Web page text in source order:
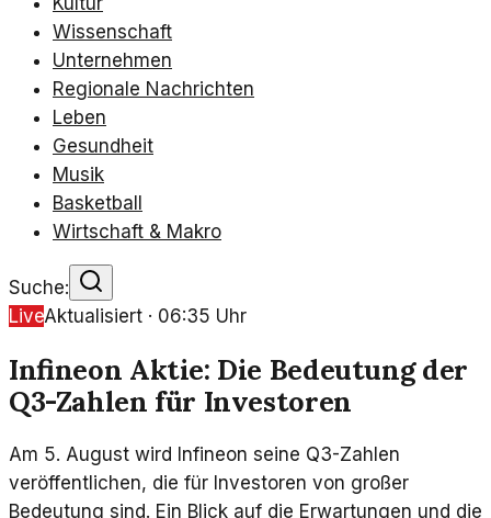
Wissenschaft
Unternehmen
Regionale Nachrichten
Leben
Gesundheit
Musik
Basketball
Wirtschaft & Makro
Suche:
LiveAktualisiert · 06:35 Uhr
Infineon Aktie: Die Bedeutung der
Q3-Zahlen für Investoren
Am 5. August wird Infineon seine Q3-Zahlen
veröffentlichen, die für Investoren von großer
Bedeutung sind. Ein Blick auf die Erwartungen und die